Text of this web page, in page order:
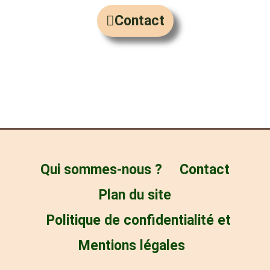
b
o
l
o
Contact
Qui sommes-nous ?
Contact
Plan du site
Politique de confidentialité et
Mentions légales